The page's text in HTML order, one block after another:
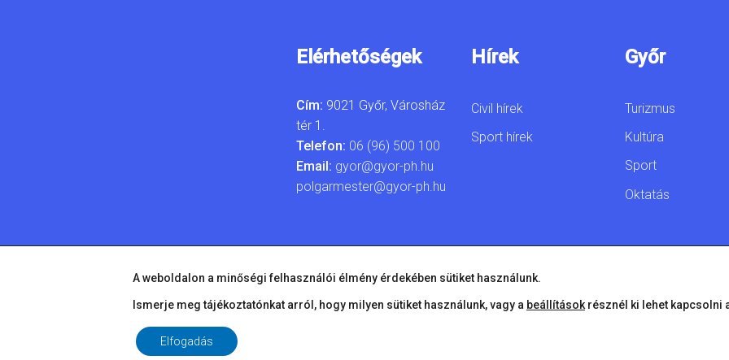
Elérhetőségek
Cím: 9021 Győr, Városház
tér 1.
Telefon: 06 (96) 500 100
Email: gyor@gyor-ph.hu
polgarmester@gyor-ph.hu
Hírek
Civil hírek
Sport hírek
Győr
Turizmus
Kultúra
Sport
Oktatás
A weboldalon a minőségi felhasználói élmény érdekében sütiket használunk.
Ismerje meg tájékoztatónkat arról, hogy milyen sütiket használunk, vagy a beállítások résznél ki lehet kapcsolni
Elfogadás